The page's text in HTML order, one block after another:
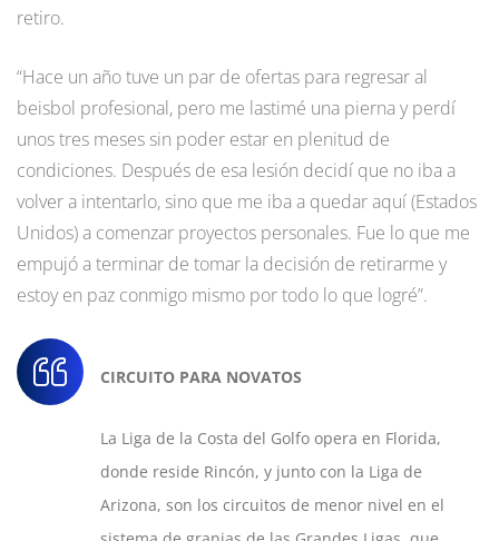
retiro.
“Hace un año tuve un par de ofertas para regresar al
beisbol profesional, pero me lastimé una pierna y perdí
unos tres meses sin poder estar en plenitud de
condiciones. Después de esa lesión decidí que no iba a
volver a intentarlo, sino que me iba a quedar aquí (Estados
Unidos) a comenzar proyectos personales. Fue lo que me
empujó a terminar de tomar la decisión de retirarme y
estoy en paz conmigo mismo por todo lo que logré”.
CIRCUITO PARA NOVATOS
La Liga de la Costa del Golfo opera en Florida,
donde reside Rincón, y junto con la Liga de
Arizona, son los circuitos de menor nivel en el